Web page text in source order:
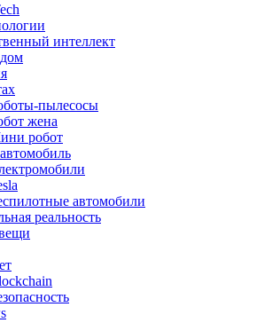
интеллект
пылесосы
жена
робот
автомобили
реальность